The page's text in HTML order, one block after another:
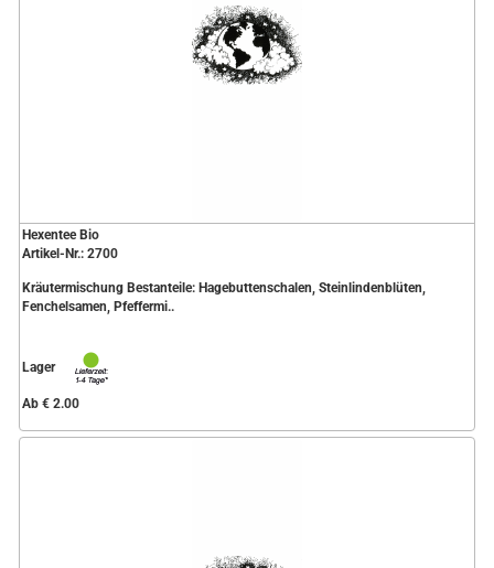
Hexentee Bio
Artikel-Nr.: 2700
Kräutermischung Bestanteile: Hagebuttenschalen, Steinlindenblüten,
Fenchelsamen, Pfeffermi..
Lager
Ab € 2.00